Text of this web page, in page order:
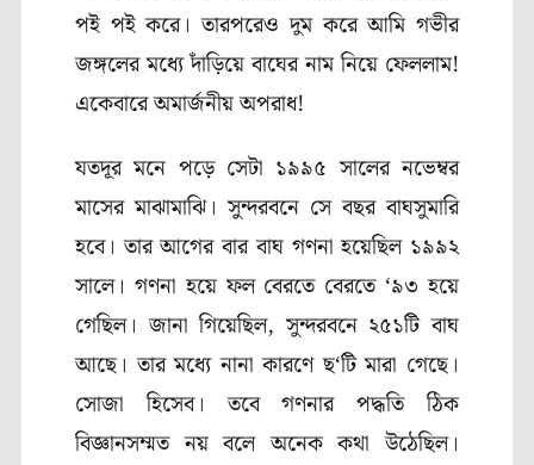
পই পই করে। তারপরেও দুম করে আমি গভীর
জঙ্গলের মধ্যে দাঁড়িয়ে বাঘের নাম নিয়ে ফেললাম!
একেবারে অমার্জনীয় অপরাধ!
যতদূর মনে পড়ে সেটা ১৯৯৫ সালের নভেম্বর
মাসের মাঝামাঝি। সুন্দরবনে সে বছর বাঘসুমারি
হবে। তার আগের বার বাঘ গণনা হয়েছিল ১৯৯২
সালে। গণনা হয়ে ফল বেরতে বেরতে ‘৯৩ হয়ে
গেছিল। জানা গিয়েছিল, সুন্দরবনে ২৫১টি বাঘ
আছে। তার মধ্যে নানা কারণে ছ‘টি মারা গেছে।
সোজা হিসেব। তবে গণনার পদ্ধতি ঠিক
বিজ্ঞানসম্মত নয় বলে অনেক কথা উঠেছিল।